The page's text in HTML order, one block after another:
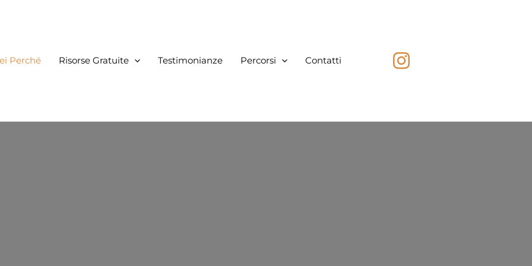
Perché Risorse Gratuite Testimonianze Percorsi Contatti